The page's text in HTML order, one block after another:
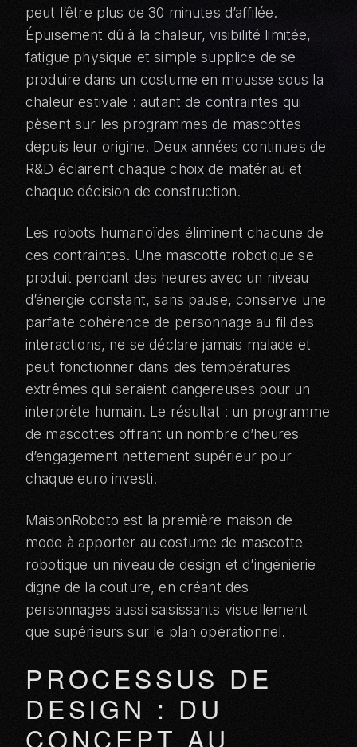
peut l’être plus de 30 minutes d’affilée.
Épuisement dû à la chaleur, visibilité limitée,
fatigue physique et simple supplice de se
produire dans un costume en mousse sous la
chaleur estivale : autant de contraintes qui
pèsent sur les programmes de mascottes
depuis leur origine. Deux années continues de
R&D éclairent chaque choix de matériau et
chaque décision de construction.
Les robots humanoïdes éliminent chacune de
ces contraintes. Une mascotte robotique se
produit pendant des heures avec un niveau
d’énergie constant, sans pause, conserve une
parfaite cohérence de personnage au fil des
interactions, ne se déclare jamais malade et
peut fonctionner dans des températures
extrêmes qui seraient dangereuses pour un
interprète humain. Le résultat : un programme
de mascottes offrant un nombre d’heures
d’engagement nettement supérieur pour
chaque euro investi.
MaisonRoboto est la première maison de
mode à apporter au costume de mascotte
robotique un niveau de design et d’ingénierie
digne de la couture, en créant des
personnages aussi saisissants visuellement
que supérieurs sur le plan opérationnel.
PROCESSUS DE
DESIGN : DU
CONCEPT AU